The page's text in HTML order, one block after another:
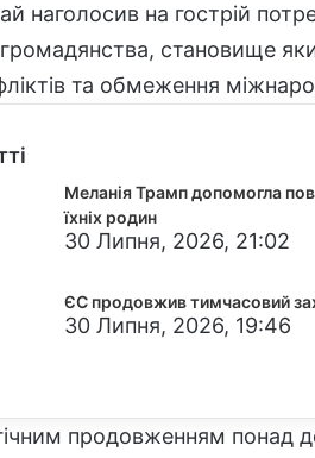
наголосив на гострій
становище
та обмеження
Меланія Трамп допомогла
їхніх родин
30 Липня, 2026, 21:02
ЄС продовжив тимчасовий
30 Липня, 2026, 19:46
продовженням понад